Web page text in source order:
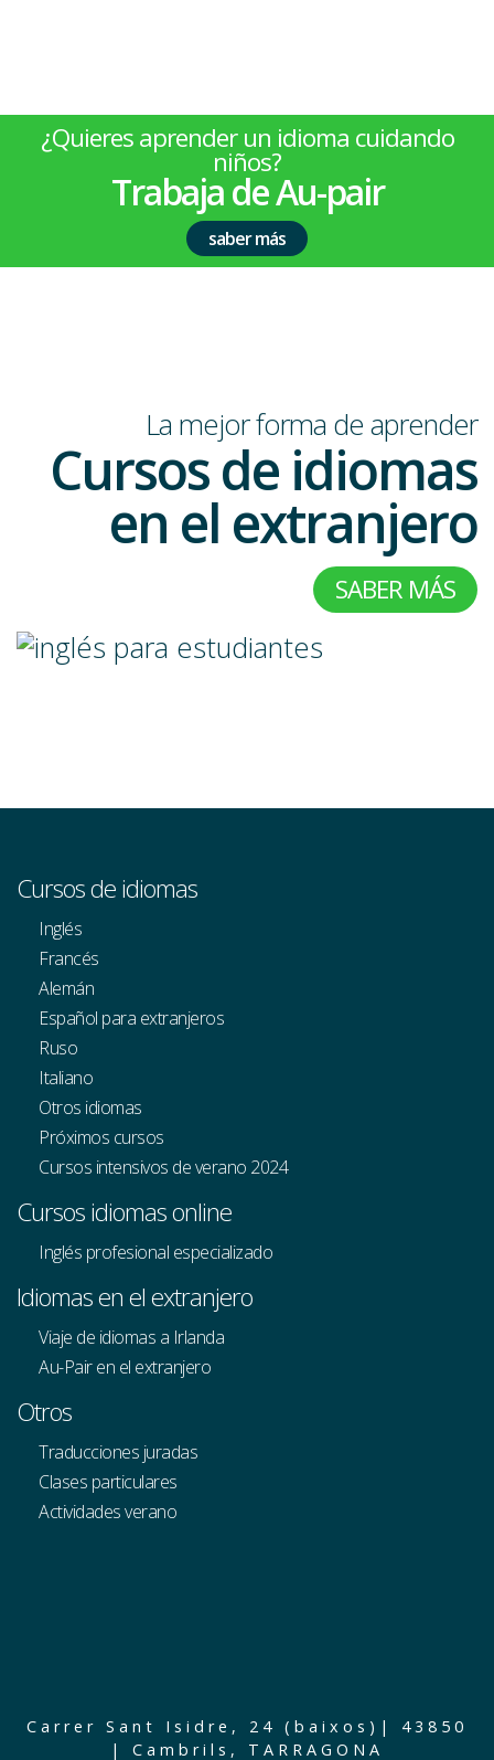
¿Quieres aprender un idioma cuidando
niños?
Trabaja de Au-pair
saber más
La mejor forma de aprender
Cursos de idiomas
en el extranjero
SABER MÁS
Cursos de idiomas
Inglés
Francés
Alemán
Español para extranjeros
Ruso
Italiano
Otros idiomas
Próximos cursos
Cursos intensivos de verano 2024
Cursos idiomas online
Inglés profesional especializado
Idiomas en el extranjero
Viaje de idiomas a Irlanda
Au-Pair en el extranjero
Otros
Traducciones juradas
Clases particulares
Actividades verano
Carrer Sant Isidre, 24 (baixos)| 43850
| Cambrils, TARRAGONA